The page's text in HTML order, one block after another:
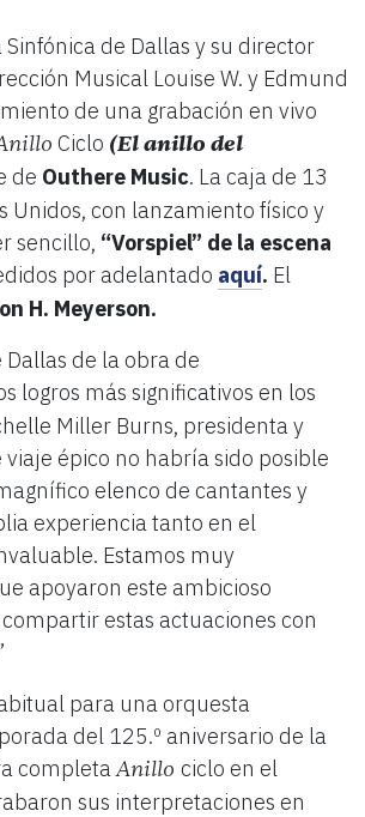
de Dallas y su director
Musical Louise W. y Edmund
de una grabación en vivo
Ciclo (El anillo del
de Outhere Music. La caja de 13
Unidos, con lanzamiento físico y
sencillo, “Vorspiel” de la escena
por adelantado aquí. El
H. Meyerson.
de la obra de
logros más significativos en los
Miller Burns, presidenta y
viaje épico no habría sido posible
elenco de cantantes y
experiencia tanto en el
Estamos muy
apoyaron este ambicioso
estas actuaciones con
para una orquesta
del 125.º aniversario de la
completaAnillo ciclo en el
sus interpretaciones en